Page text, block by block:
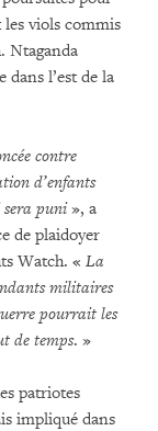
viols commis
Ntaganda
l’est de la
contre
d’enfants
sera puni», a
de plaidoyer
Watch. « La
militaires
pourrait les
de temps. »
patriotes
impliqué dans